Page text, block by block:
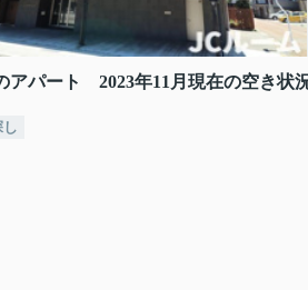
アパート 2023年11月現在の空き状
し